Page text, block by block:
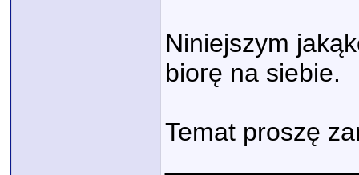
Niniejszym
biorę na siebie.
Temat proszę